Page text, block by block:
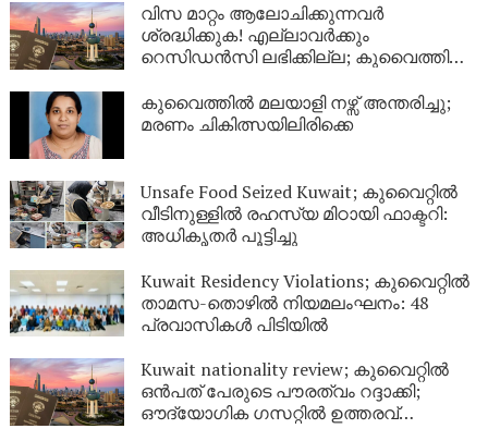
വിസ മാറ്റം ആലോചിക്കുന്നവർ
ശ്രദ്ധിക്കുക! എല്ലാവർക്കും
റെസിഡൻസി ലഭിക്കില്ല; കുവൈത്തിന്റെ
കുവൈത്തിൽ മലയാളി നഴ്സ് അന്തരിച്ചു;
മരണം ചികിത്സയിലിരിക്കെ
Unsafe Food Seized Kuwait; കുവൈറ്റിൽ
വീടിനുള്ളിൽ രഹസ്യ മിഠായി ഫാക്ടറി:
അധികൃതർ പൂട്ടിച്ചു
Kuwait Residency Violations; കുവൈറ്റിൽ
താമസ-തൊഴിൽ നിയമലംഘനം: 48
പ്രവാസികൾ പിടിയിൽ
Kuwait nationality review; കുവൈറ്റിൽ
ഒൻപത് പേരുടെ പൗരത്വം റദ്ദാക്കി;
ഔദ്യോഗിക ഗസറ്റിൽ ഉത്തരവ്